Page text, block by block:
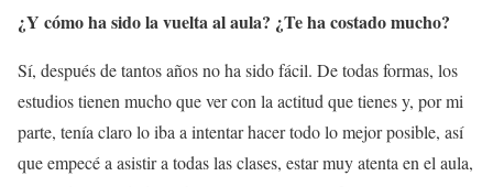
¿Y cómo ha sido la vuelta al aula? ¿Te ha costado mucho?
Sí, después de tantos años no ha sido fácil. De todas formas, los
estudios tienen mucho que ver con la actitud que tienes y, por mi
parte, tenía claro lo iba a intentar hacer todo lo mejor posible, así
que empecé a asistir a todas las clases, estar muy atenta en el aula,